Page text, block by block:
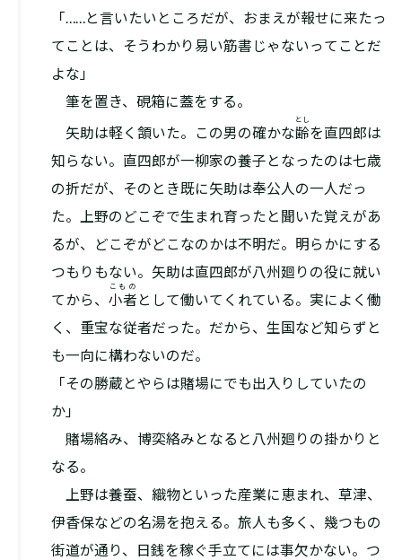
「……と言いたいところだが、おまえが報せに来たっ
てことは、そうわかり易い筋書じゃないってことだ
よな」
筆を置き、硯箱に蓋をする。
矢助は軽く頷いた。この男の確かな齢
とし
を直四郎は
知らない。直四郎が一柳家の養子となったのは七歳
の折だが、そのとき既に矢助は奉公人の一人だっ
た。上野のどこぞで生まれ育ったと聞いた覚えがあ
るが、どこぞがどこなのかは不明だ。明らかにする
つもりもない。矢助は直四郎が八州廻りの役に就い
てから、 小者
こもの
として働いてくれている。実によく働
く、重宝な従者だった。だから、生国など知らずと
も一向に構わないのだ。
「その勝蔵とやらは賭場にでも出入りしていたの
か」
賭場絡み、博奕絡みとなると八州廻りの掛かりと
なる。
上野は養蚕、織物といった産業に恵まれ、草津、
伊香保などの名湯を抱える。旅人も多く、幾つもの
街道が通り、日銭を稼ぐ手立てには事欠かない。つ